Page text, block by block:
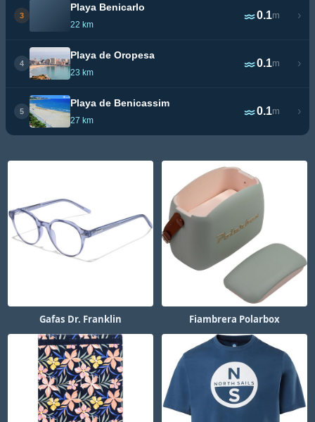
3
Playa Benicarlo
22 km
0.1m ›
4
Playa de Oropesa
23 km
0.1m ›
5
Playa de Benicassim
27 km
0.1m ›
Gafas Dr. Franklin Fiambrera Polarbox